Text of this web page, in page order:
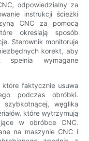
odpowiedzialny za
instrukcji ścieżki
CNC za pomocą
określają sposób
Sterownik monitoruje
korekt, aby
wymagane
faktycznie usuwa
podczas obróbki.
węglika
które wytrzymują
w obróbce CNC.
na maszynie CNC i